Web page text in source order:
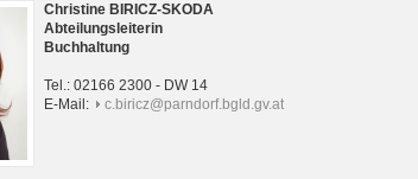
Christine BIRICZ-SKODA
Abteilungsleiterin
Buchhaltung
Tel.: 02166 2300 - DW 14
E-Mail:
c.biricz@parndorf.bgld.gv.at